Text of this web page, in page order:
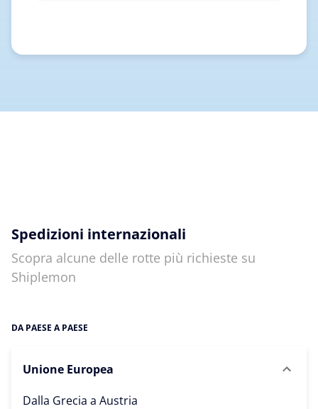
Spedizioni internazionali
Scopra alcune delle rotte più richieste su
Shiplemon
DA PAESE A PAESE
Unione Europea
Dalla Grecia a Austria